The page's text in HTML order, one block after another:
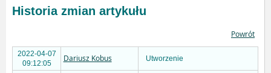
Historia zmian artykułu
Powrót
2022-04-07
09:12:05
Dariusz Kobus Utworzenie